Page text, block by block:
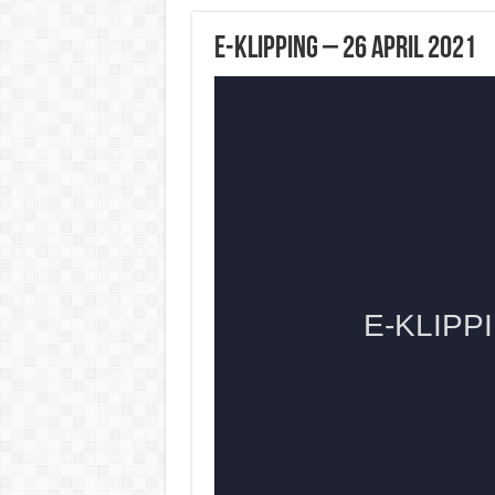
E-KLIPPING – 26 April 2021